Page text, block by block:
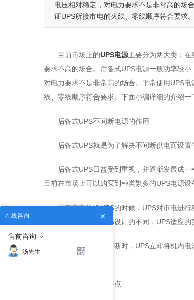
电压相对稳定，对电力要求不是非常高的场
证UPS所接市电的火线、零线顺序符合要求
目前市场上的UPS电源主要分为两大类：在
要求不高的场合。后备式UPS电源一般功率较
对电力要求不是非常高的场合。平常使用UPS电
线、零线顺序符合要求。下面小编详细的介绍一
后备式UPS不间断电源的作用
后备式UPS就是为了解决不间断供电而设
后备式UPS日益受到重视，并逐渐发展成
目前在市场上可以购买到种类繁多的UPS电源设
当有市电供给UPS的时候，UPS对市电进
机内电池充电。因UPS设计的不同，UPS适应
当市电异常或者中断时，UPS立即将机内
后备式UPS电源特点
在线咨询
售前咨询
汤先生